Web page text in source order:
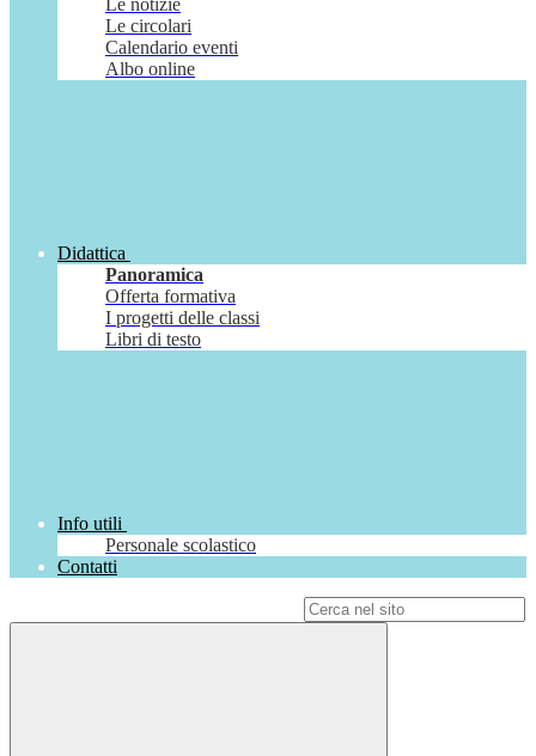
Le notizie
Le circolari
Calendario eventi
Albo online
Didattica
Panoramica
Offerta formativa
I progetti delle classi
Libri di testo
Info utili
Personale scolastico
Contatti